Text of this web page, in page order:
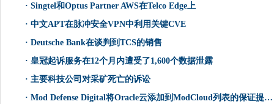
· Singtel和Optus Partner AWS在Telco Edge上
· 中文APT在脉冲安全VPN中利用关键CVE
· Deutsche Bank在谈判到TCS的销售
· 皇冠起诉服务在12个月内遭受了1,600个数据泄露
· 主要科技公司对采矿死亡的诉讼
· Mod Defense Digital将Oracle云添加到ModCloud列表的保证提供商